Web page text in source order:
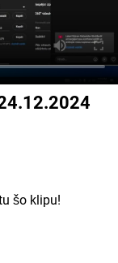
šo klipu!